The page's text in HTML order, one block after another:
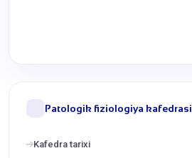
Patologik fiziologiya kafedrasi
Kafedra tarixi